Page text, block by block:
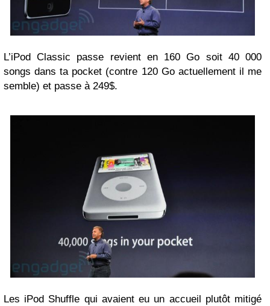
L’iPod Classic passe revient en 160 Go soit 40 000
songs dans ta pocket (contre 120 Go actuellement il me
semble) et passe à 249$.
Les iPod Shuffle qui avaient eu un accueil plutôt mitigé